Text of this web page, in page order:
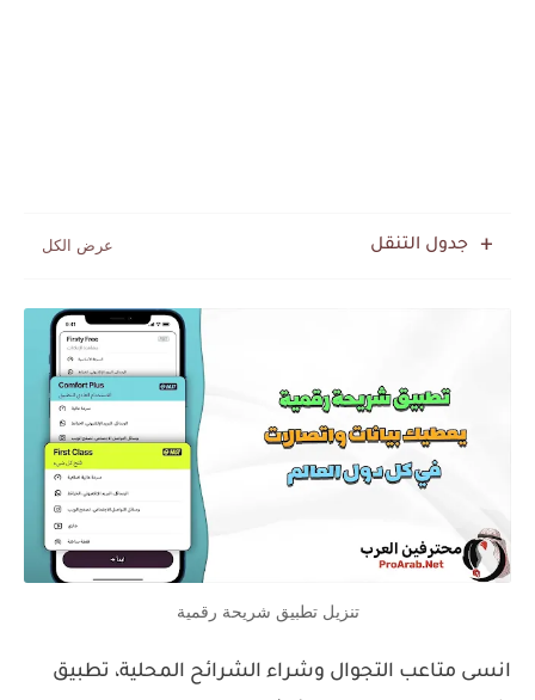
جدول التنقل
تنزيل تطبيق شريحة رقمية
انسى متاعب التجوال وشراء الشرائح المحلية، تطبيق